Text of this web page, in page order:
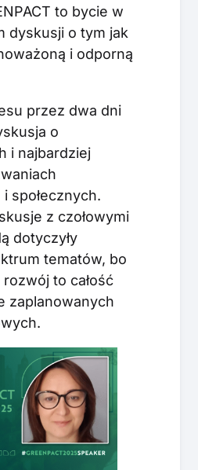
to bycie w
dyskusji o tym jak
i odporną
przez dwa dni
o
i najbardziej
społecznych.
z czołowymi
dotyczyły
tematów, bo
to całość
zaplanowanych